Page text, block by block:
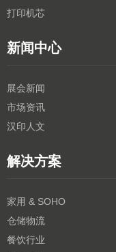
打印机芯
新闻中心
展会新闻
市场资讯
汉印人文
解决方案
家用 & SOHO
仓储物流
餐饮行业